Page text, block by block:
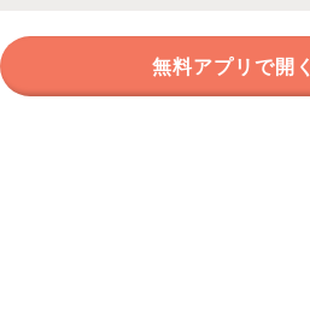
無料アプリで開く